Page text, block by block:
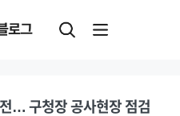
로그
… 구청장 공사현장 점검